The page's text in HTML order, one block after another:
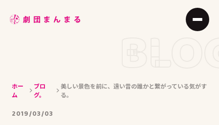
ABOUT
BLOG
MEMBER
ホー
ム
ブロ
グ。
美しい景色を前に、遠い昔の誰かと繋がっている気がす
る。
2019/03/03